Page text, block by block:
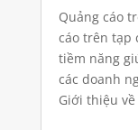
giấy
Quảng cáo
cáo trên tạp
tiềm năng
các doanh
Giới thiệu